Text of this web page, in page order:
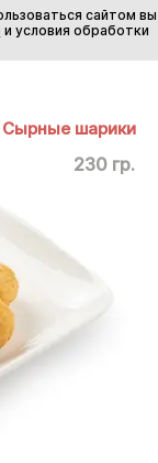
Сырные шарики
230 гр.
сайтом вы
и условия обработки